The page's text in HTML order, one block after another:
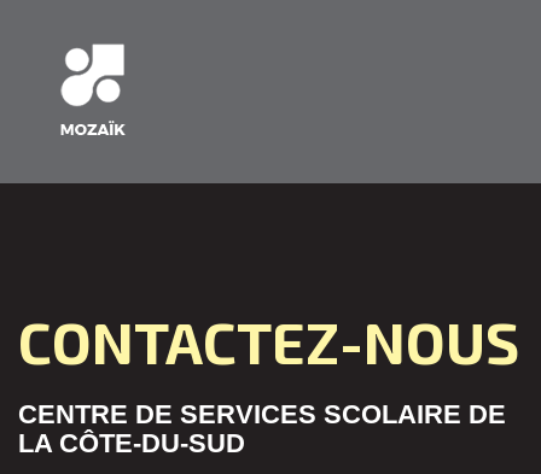
CONTACTEZ-NOUS
CENTRE DE SERVICES SCOLAIRE DE
LA CÔTE-DU-SUD